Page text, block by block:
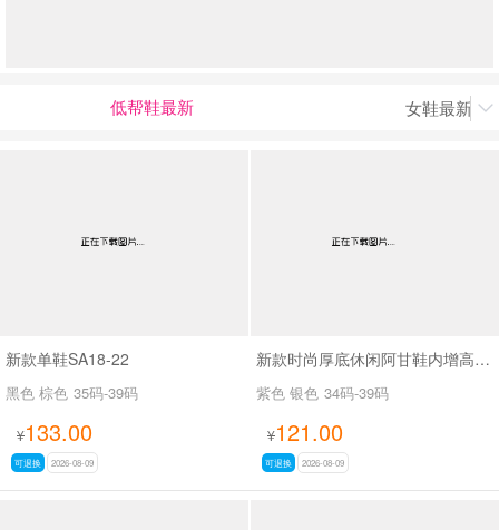
低帮鞋最新 女鞋最新上

新款单鞋SA18-22
黑色 棕色 35码-39码
¥133.00
可退换 2026-08-09
新款时尚厚底休闲阿甘鞋内增高休闲鞋 SA2165
紫色 银色 34码-39码
¥121.00
可退换 2026-08-09